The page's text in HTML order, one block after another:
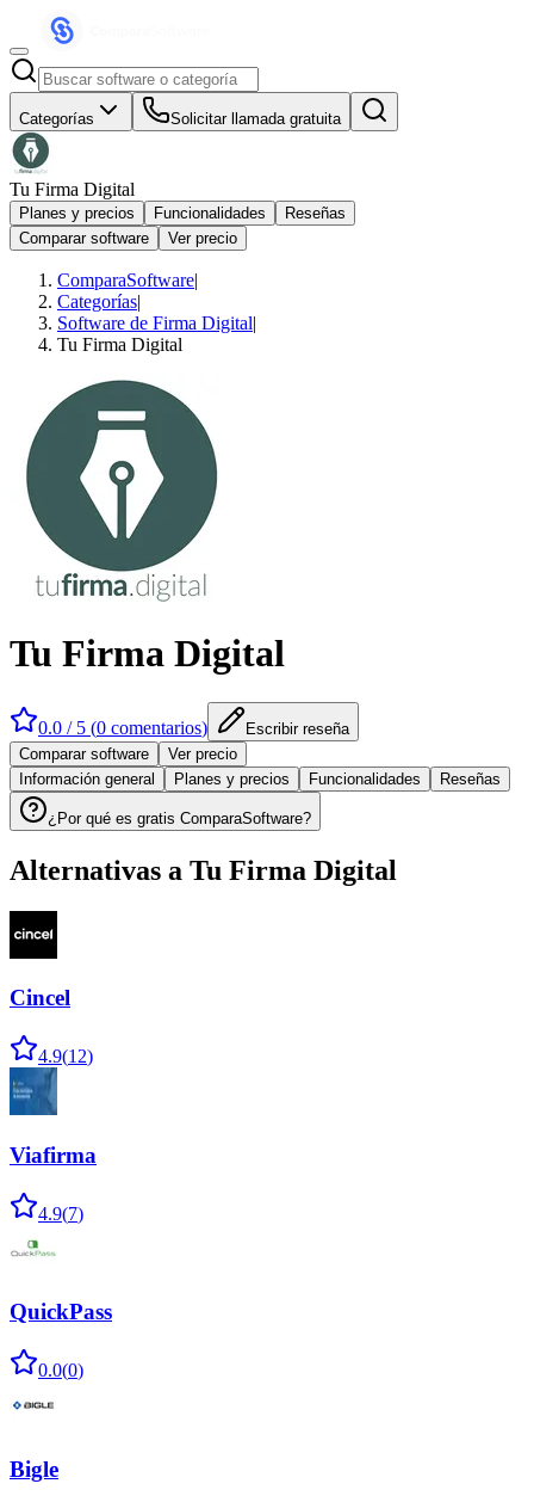
Categorías Solicitar llamada gratuita
Tu Firma Digital
Planes y precios Funcionalidades
Reseñas
Comparar software
Ver precio
ComparaSoftware|
Categorías|
Software de Firma Digital|
Tu Firma Digital
Tu Firma Digital
0.0 / 5 (0 comentarios)
Escribir reseña
Comparar software
Ver precio
Información general
Planes y precios Funcionalidades Reseñas
¿Por qué es gratis ComparaSoftware?
Alternativas a Tu Firma Digital
Cincel
4.9(12)
Viafirma
4.9(7)
QuickPass
0.0(0)
Bigle